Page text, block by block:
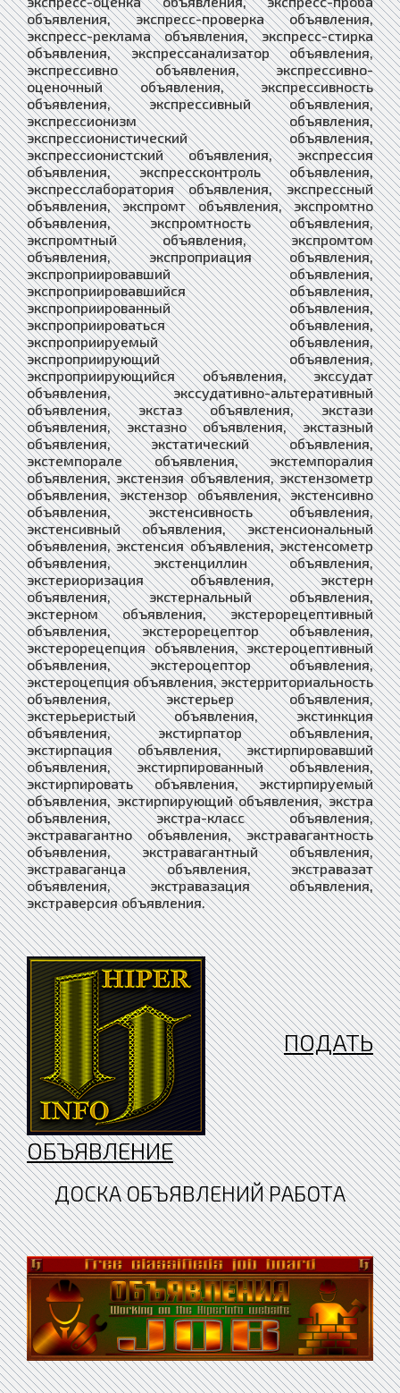
ПОДАТЬ
ОБЪЯВЛЕНИЕ
ДОСКА ОБЪЯВЛЕНИЙ РАБОТА